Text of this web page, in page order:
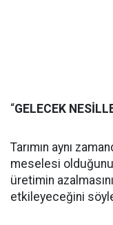
“GELECEK
Tarımın aynı
meselesi
üretimin
etkileyeceğini